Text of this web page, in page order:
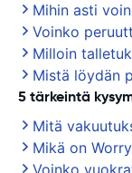
Mihin asti
Voinko
Milloin
Mistä löydän
5 tärkeintä
Mitä
Mikä on
Voinko